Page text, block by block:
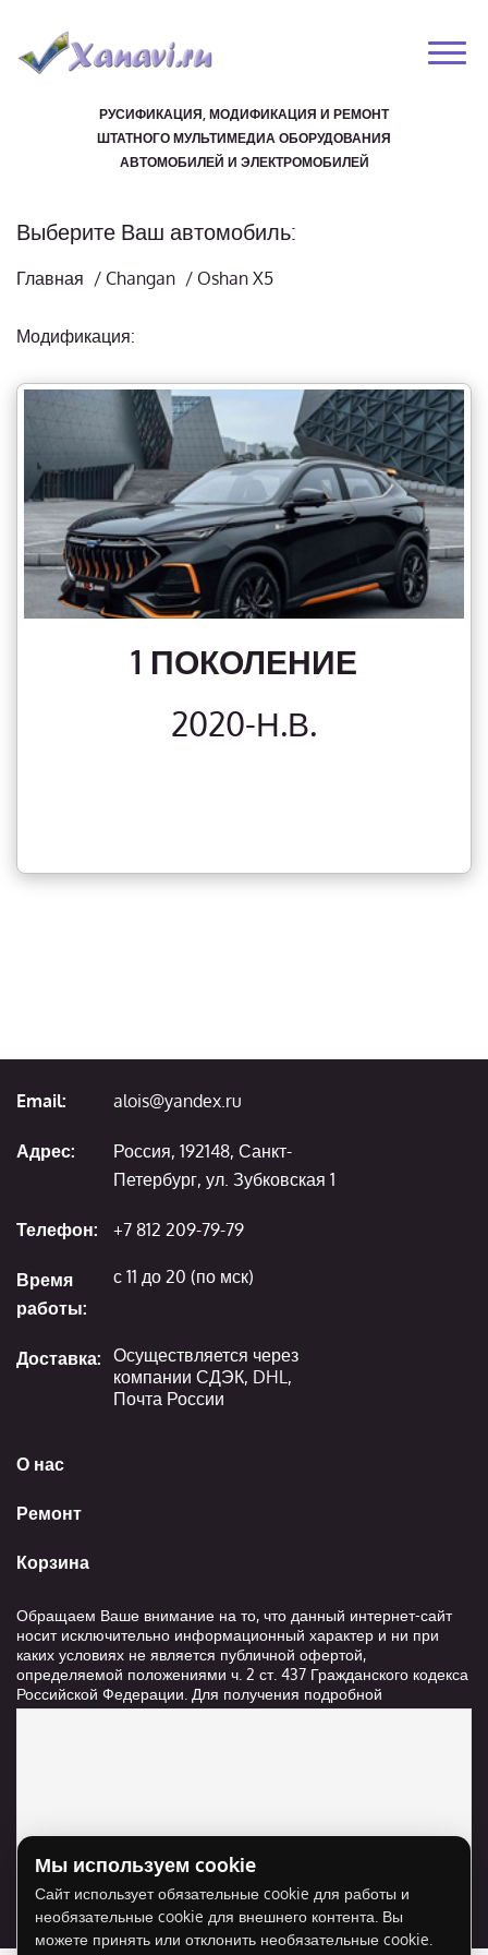
РУСИФИКАЦИЯ, МОДИФИКАЦИЯ И РЕМОНТ
ШТАТНОГО МУЛЬТИМЕДИА ОБОРУДОВАНИЯ
АВТОМОБИЛЕЙ И ЭЛЕКТРОМОБИЛЕЙ
Выберите Ваш автомобиль:
Главная / Changan / Oshan X5
Модификация:
1 ПОКОЛЕНИЕ
2020-Н.В.
О нас
Ремонт
Корзина
Email: alois@yandex.ru
Адрес:
Россия, 192148, Санкт-
Петербург, ул. Зубковская 1
Телефон: +7 812 209-79-79
Время
работы:
с 11 до 20 (по мск)
Доставка: Осуществляется через
компании СДЭК, DHL,
Почта России
Обращаем Ваше внимание на то, что данный интернет-сайт
носит исключительно информационный характер и ни при
каких условиях не является публичной офертой,
определяемой положениями ч. 2 ст. 437 Гражданского кодекса
Российской Федерации. Для получения подробной
информации о стоимости и сроках выполнения услуг,
Для отображения карты нужно разрешить
использование cookie для внешнего контента.
Разрешить cookie
Мы используем cookie
Сайт использует обязательные cookie для работы и
необязательные cookie для внешнего контента. Вы
можете принять или отклонить необязательные cookie.